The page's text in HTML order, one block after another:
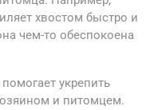
хвостом быстро и
чем-то обеспокоена
укрепить
и питомцем.